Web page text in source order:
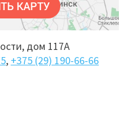
дом 117А
, +375 (29) 190-66-66